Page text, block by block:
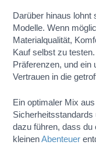
Darüber hinaus lohnt
Modelle. Wenn
Materialqualität,
Kauf selbst zu
Präferenzen, und
Vertrauen in die
Ein optimaler Mix
dazu führen, dass du
kleinenAbenteuer